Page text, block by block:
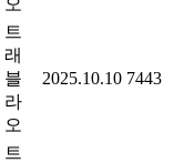
트
래
블
라
오
2025.10.10 7443
트